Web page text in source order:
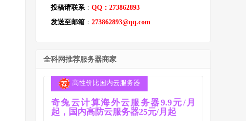
投稿请联系： QQ：273862893
发送至邮箱 ： 273862893@qq.com
全科网推荐服务器商家
高性价比国内云服务器
奇兔云计算海外云服务器9.9元/月
起，国内高防云服务器25元/月起